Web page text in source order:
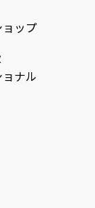
ップ
ナル